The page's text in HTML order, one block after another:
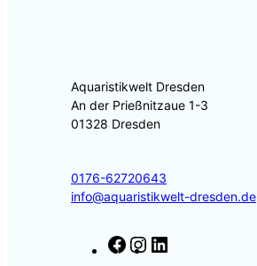
Aquaristikwelt Dresden
An der Prießnitzaue 1-3
01328 Dresden
0176-62720643
info@aquaristikwelt-dresden.de
F